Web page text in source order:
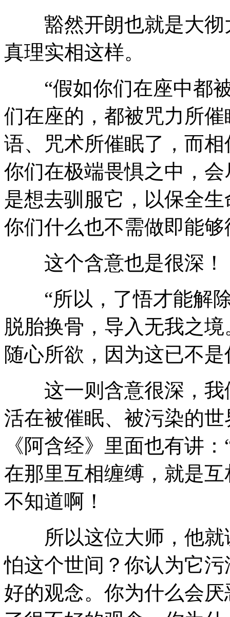
豁然开朗也就是大彻
真理实相这样。
“假如你们在座中都
们在座的，都被咒力所
语、咒术所催眠了，而
你们在极端畏惧之中，
是想去驯服它，以保全
你们什么也不需做即能
这个含意也是很深！
“所以，了悟才能解除
脱胎换骨，导入无我之
随心所欲，因为这已不
这一则含意很深，我
活在被催眠、被污染的
《阿含经》里面也有讲
在那里互相缠缚，就是
不知道啊！
所以这位大师，他就
怕这个世间？你认为它
好的观念。你为什么会